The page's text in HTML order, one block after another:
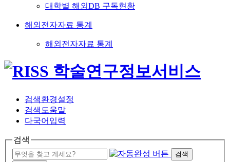
대학별 해외DB 구독현황
해외전자자료 통계
해외전자자료 통계
검색환경설정
검색도움말
다국어입력
검색
검색